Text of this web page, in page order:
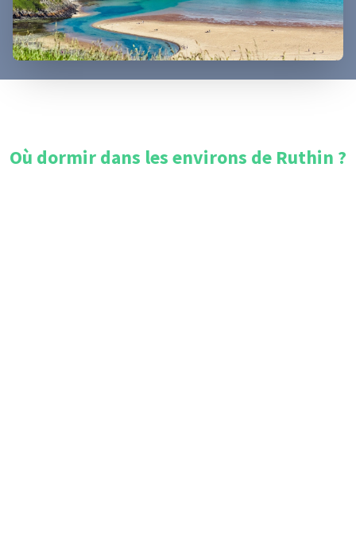
Où dormir dans les environs de Ruthin ?